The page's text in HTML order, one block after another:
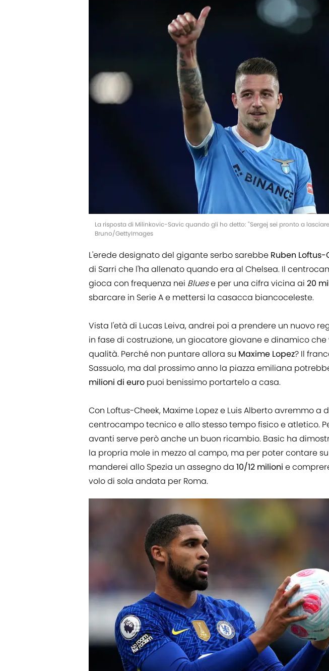
La risposta di Milinkovic-Savic quando gli ho detto: "Sergej sei pronto a lasciare
Bruno/GettyImages
L'erede designato del gigante serbo sarebbe Ruben Loftus-
di Sarri che l'ha allenato quando era al Chelsea. Il
gioca con frequenza nei Bluese per una cifra vicina ai 20
sbarcare in Serie A e mettersi la casacca biancoceleste.
Vista l'età di Lucas Leiva, andrei poi a prendere un nuovo
in fase di costruzione, un giocatore giovane e dinamico
qualità. Perché non puntare allora su Maxime Lopez? Il
Sassuolo, ma dal prossimo anno la piazza emiliana
milioni di euro puoi benissimo portartelo a casa.
Con Loftus-Cheek, Maxime Lopez e Luis Alberto avremmo a
centrocampo tecnico e allo stesso tempo fisico e atletico.
avanti serve però anche un buon ricambio. Basic ha
la propria mole in mezzo al campo, ma per poter contare
manderei allo Spezia un assegno da 10/12 milioni e
volo di sola andata per Roma.